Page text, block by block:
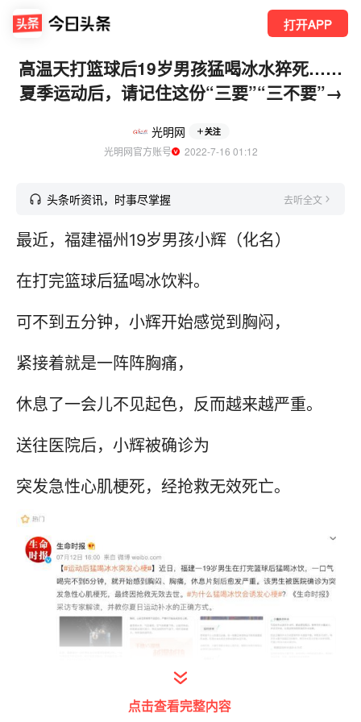
打开APP
高温天打篮球后19岁男孩猛喝冰水猝死……
夏季运动后，请记住这份“三要”“三不要”→
光明网 关注
光明网官方账号
  2022-7-16 01:12
头条听资讯，时事尽掌握 去听全文
最近，福建福州19岁男孩小辉（化名）
在打完篮球后猛喝冰饮料。
可不到五分钟，小辉开始感觉到胸闷，
紧接着就是一阵阵胸痛，
休息了一会儿不见起色，反而越来越严重。
送往医院后，小辉被确诊为
突发急性心肌梗死，经抢救无效死亡。
点击查看完整内容